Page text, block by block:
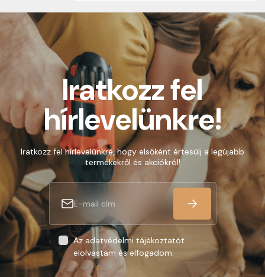
Iratkozz fel
hírlevelünkre!
Iratkozz fel hírlevelünkre, hogy elsőként értesülj a legújabb
termékekről és akciókról!
Az adatvédelmi tájékoztatót
elolvastam és elfogadom.